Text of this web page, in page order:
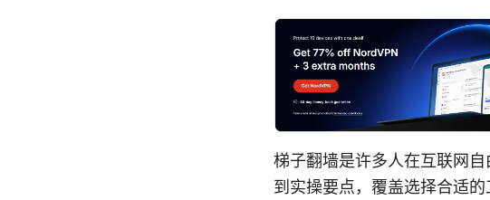
梯子翻墙是许多人在互联网
到实操要点，覆盖选择合适